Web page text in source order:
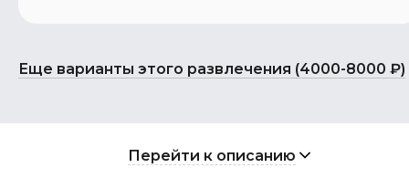
Еще варианты этого развлечения (4000-8000 ₽)
Перейти к описанию